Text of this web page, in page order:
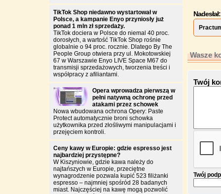
Nadesłał:
Wasze
Twój
Twój
TikTok Shop niedawno wystartował w
Polsce, a kampanie Enyo przyniosły już
ponad 1 mln zł sprzedaży.
TikTok dociera w Polsce do niemal 40 proc.
dorosłych, a wartość TikTok Shop rośnie
globalnie o 94 proc. rocznie. Dlatego By The
People Group otwiera przy ul. Mokotowskiej
67 w Warszawie Enyo LIVE Space M67 do
transmisji sprzedażowych, tworzenia treści i
współpracy z afiliantami.
Opera wprowadza pierwszą w
pełni natywną ochronę przed
atakami przez schowek
Nowa wbudowana ochrona Opery: Paste
Protect automatycznie broni schowka
użytkownika przed złośliwymi manipulacjami i
przejęciem kontroli.
Ceny kawy w Europie: gdzie espresso jest
najbardziej przystępne?
W Kiszyniowie, gdzie kawa należy do
najtańszych w Europie, przeciętne
wynagrodzenie pozwala kupić 523 filiżanki
espresso – najmniej spośród 28 badanych
miast. Najczęściej na kawę mogą pozwolić